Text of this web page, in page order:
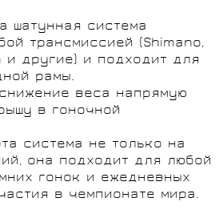
шатунная система
трансмиссией (Shimano,
и другие) и подходит для
рамы.
веса напрямую
в гоночной
система не только на
она подходит для любой
гонок и ежедневных
в чемпионате мира.